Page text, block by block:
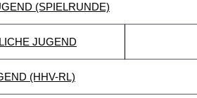
(SPIELRUNDE)
JUGEND
(HHV-RL)